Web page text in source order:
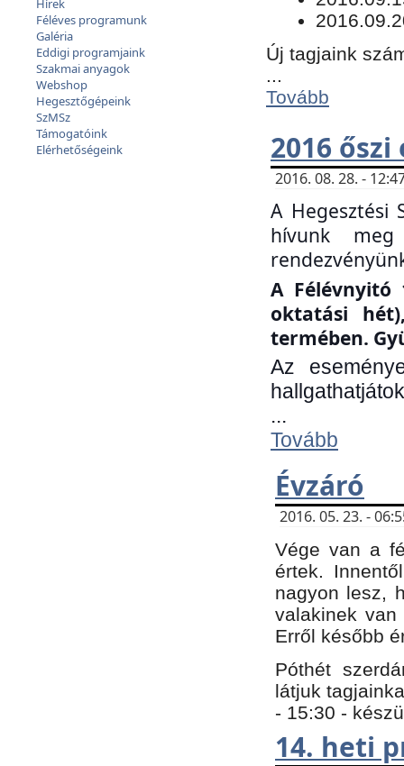
Hírek
Féléves programunk
Galéria
Eddigi programjaink
Szakmai anyagok
Webshop
Hegesztőgépeink
SzMSz
Támogatóink
Elérhetőségeink
Új tagjaink
...
Tovább
2016
2016. 08. 28. -
A Hegesztési
hívunk
A Félévnyitó
oktatási
termében.
Az
...
Tovább
Évzáró
2016. 05. 23. -
Vége van a
értek.
nagyon lesz,
valakinek
Erről később
Póthét
látjuk
- 15:30 -
14. heti